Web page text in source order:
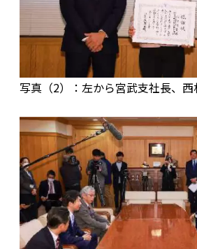
写真（2）：左から宮武支社長、